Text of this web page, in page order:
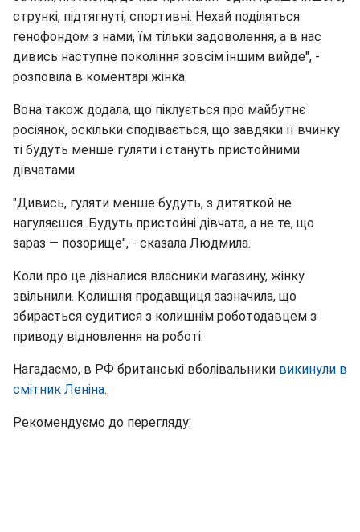
стрункі, підтягнуті, спортивні. Нехай поділяться
генофондом з нами, їм тільки задоволення, а в нас
дивись наступне покоління зовсім іншим вийде", -
розповіла в коментарі жінка.
Вона також додала, що піклується про майбутнє
росіянок, оскільки сподівається, що завдяки її вчинку
ті будуть менше гуляти і стануть пристойними
дівчатами.
"Дивись, гуляти менше будуть, з дитяткой не
нагуляєшся. Будуть пристойні дівчата, а не те, що
зараз — позорище", - сказала Людмила.
Коли про це дізналися власники магазину, жінку
звільнили. Колишня продавщиця зазначила, що
збирається судитися з колишнім роботодавцем з
приводу відновлення на роботі.
Нагадаємо, в РФ британські вболівальники викинули в
смітник Леніна.
Рекомендуємо до перегляду: